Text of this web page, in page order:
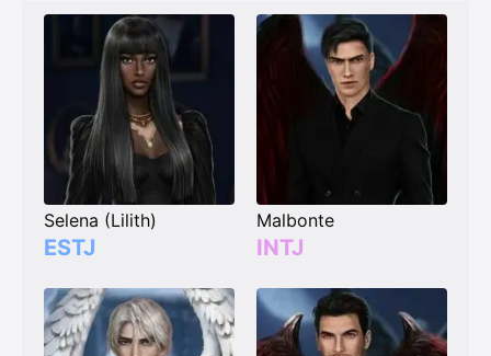
Selena (Lilith)
ESTJ
Malbonte
INTJ